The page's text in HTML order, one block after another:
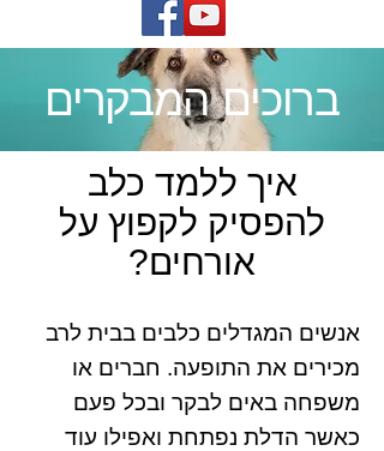
ברוכים המבקרים
איך ללמד כלב
להפסיק לקפוץ על
אורחים?
אנשים המגדלים כלבים בבית לרב
מכירים את התופעה. חברים או
משפחה באים לבקר ובכל פעם
כאשר הדלת נפתחת ואפילו עוד